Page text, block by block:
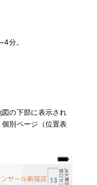
分。
の下部に表示され
別ページ（位置表